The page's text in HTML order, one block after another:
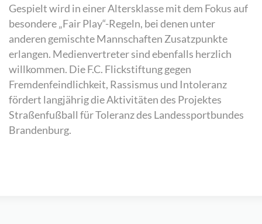
Gespielt wird in einer Altersklasse mit dem Fokus auf
besondere „Fair Play“-Regeln, bei denen unter
anderen gemischte Mannschaften Zusatzpunkte
erlangen. Medienvertreter sind ebenfalls herzlich
willkommen. Die F.C. Flickstiftung gegen
Fremdenfeindlichkeit, Rassismus und Intoleranz
fördert langjährig die Aktivitäten des Projektes
Straßenfußball für Toleranz des Landessportbundes
Brandenburg.